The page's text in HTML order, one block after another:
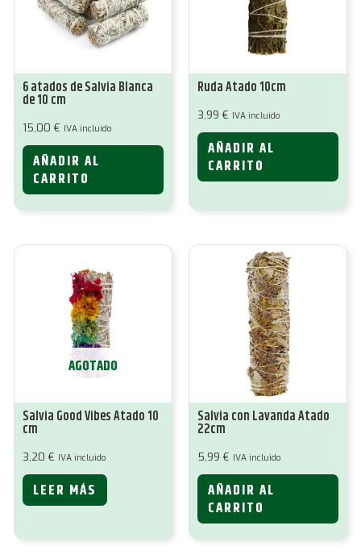
6 atados de Salvia Blanca
de 10 cm
15,00 € IVA incluido
AÑADIR AL
CARRITO
Ruda Atado 10cm
3,99 € IVA incluido
AÑADIR AL
CARRITO
AGOTADO
Salvia Good Vibes Atado 10
cm
3,20 € IVA incluido
LEER MÁS
Salvia con Lavanda Atado
22cm
5,99 € IVA incluido
AÑADIR AL
CARRITO